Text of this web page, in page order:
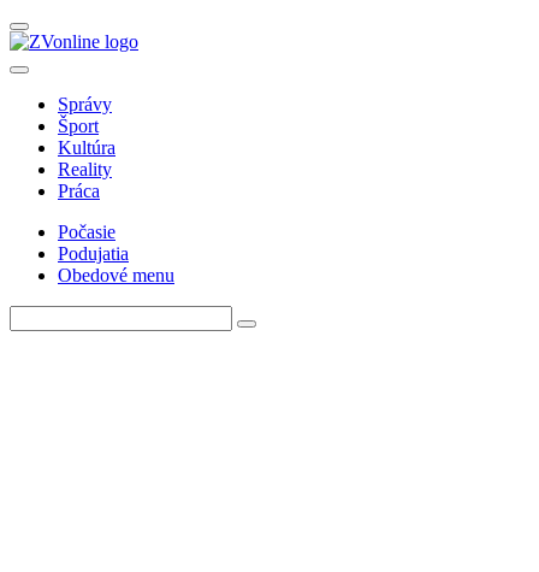
Správy
Šport
Kultúra
Reality
Práca
Počasie
Podujatia
Obedové menu